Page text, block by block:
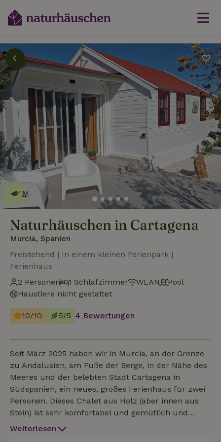
Dies ist ein
umweltschonendes
Naturhäuschen
Mehr erfahren
Naturhäuschen in Cartagena
Murcia, Spanien
Freistehend | In einem kleinen Ferienpark |
Ferienhaus
2 Personen
1 Schlafzimmer WLAN
Pool
Haustiere nicht gestattet
10/10 5/5 4 Bewertungen
Seit März 2025 haben wir in Murcia, an der Grenze
zu Andalusien, am Fuße der Berge, in der Nähe des
Meeres und der belebten Stadt Cartagena in
Südspanien, ein neues, großes Ferienhaus für zwei
Personen. Dieses Chalet aus Holz (aber innen aus
Stein) ist sehr komfortabel und gemütlich und
bietet einen herrlichen Blick auf die Landschaft von
Weiterlesen